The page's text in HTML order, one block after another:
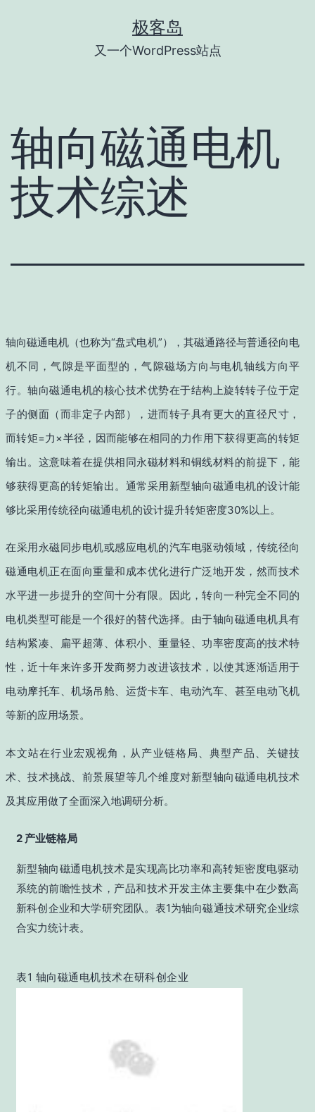
极客岛
又一个WordPress站点
轴向磁通电机
技术综述
轴向磁通电机（也称为“盘式电机”），其磁通路径与普通径向电
机不同，气隙是平面型的，气隙磁场方向与电机轴线方向平
行。轴向磁通电机的核心技术优势在于结构上旋转转子位于定
子的侧面（而非定子内部），进而转子具有更大的直径尺寸，
而转矩=力×半径，因而能够在相同的力作用下获得更高的转矩
输出。这意味着在提供相同永磁材料和铜线材料的前提下，能
够获得更高的转矩输出。通常采用新型轴向磁通电机的设计能
够比采用传统径向磁通电机的设计提升转矩密度30%以上。
在采用永磁同步电机或感应电机的汽车电驱动领域，传统径向
磁通电机正在面向重量和成本优化进行广泛地开发，然而技术
水平进一步提升的空间十分有限。因此，转向一种完全不同的
电机类型可能是一个很好的替代选择。由于轴向磁通电机具有
结构紧凑、扁平超薄、体积小、重量轻、功率密度高的技术特
性，近十年来许多开发商努力改进该技术，以使其逐渐适用于
电动摩托车、机场吊舱、运货卡车、电动汽车、甚至电动飞机
等新的应用场景。
本文站在行业宏观视角，从产业链格局、典型产品、关键技
术、技术挑战、前景展望等几个维度对新型轴向磁通电机技术
及其应用做了全面深入地调研分析。
2 产业链格局
新型轴向磁通电机技术是实现高比功率和高转矩密度电驱动
系统的前瞻性技术，产品和技术开发主体主要集中在少数高
新科创企业和大学研究团队。表1为轴向磁通技术研究企业综
合实力统计表。
表1 轴向磁通电机技术在研科创企业